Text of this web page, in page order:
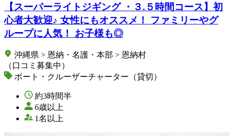
【スーパーライトジギング ・３.５時間コース】初
心者大歓迎♪ 女性にもオススメ！ ファミリーやグ
ループに人気！ お子様も◎
沖縄県 > 恩納・名護・本部 > 恩納村
（口コミ募集中）
ボート・クルーザーチャーター（貸切）
約3時間半
6歳以上
1名以上